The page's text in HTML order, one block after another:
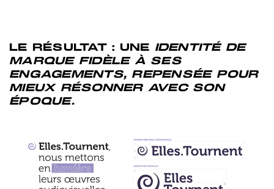
LE RÉSULTAT : UNE IDENTITÉ DE
MARQUE FIDÈLE À SES
ENGAGEMENTS, REPENSÉE POUR
MIEUX RÉSONNER AVEC SON
ÉPOQUE.